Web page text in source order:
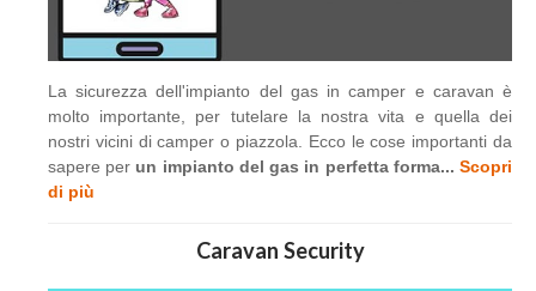
La sicurezza dell'impianto del gas in camper e caravan è
molto importante, per tutelare la nostra vita e quella dei
nostri vicini di camper o piazzola. Ecco le cose importanti da
sapere per un impianto del gas in perfetta forma...Scopri
di più
Caravan Security